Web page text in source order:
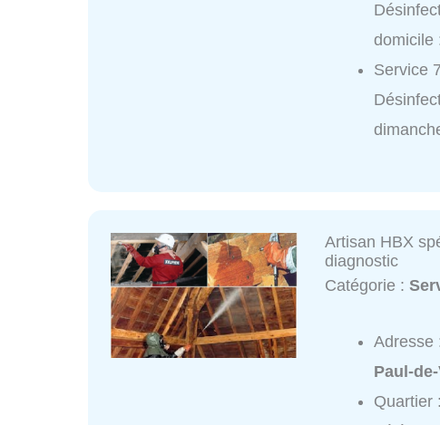
domicile
Service
Artisan HBX
diagnostic
Catégorie :
Paul-
Quartier :